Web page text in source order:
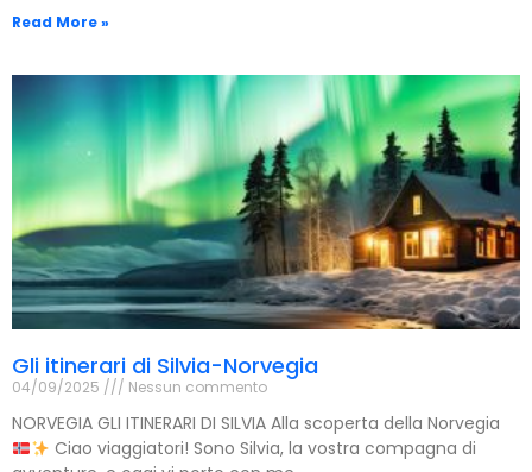
Read More »
Gli itinerari di Silvia-Norvegia
04/09/2025 Nessun commento
NORVEGIA GLI ITINERARI DI SILVIA Alla scoperta della Norvegia
Ciao viaggiatori! Sono Silvia, la vostra compagna di